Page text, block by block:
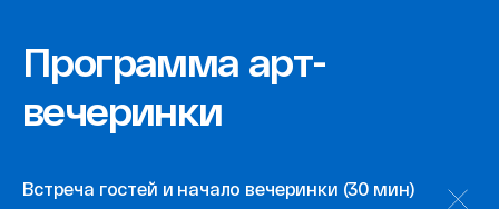
Программа арт-
вечеринки
Встреча гостей и начало вечеринки (30 мин)